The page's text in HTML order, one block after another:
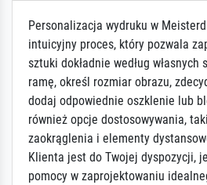
Personalizacja wydruku w
intuicyjny proces, który pozwala
sztuki dokładnie według
ramę, określ rozmiar obrazu,
dodaj odpowiednie oszklenie lub
również opcje dostosowywania,
zaokrąglenia i elementy
Klienta jest do Twojej dyspozycji,
pomocy w zaprojektowaniu